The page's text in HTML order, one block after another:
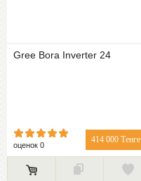
Gree Bora Inverter 24
414 000 Тенге
оценок 0